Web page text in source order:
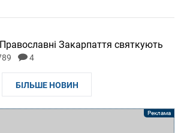
Закарпаття святкують
4
БІЛЬШЕ НОВИН